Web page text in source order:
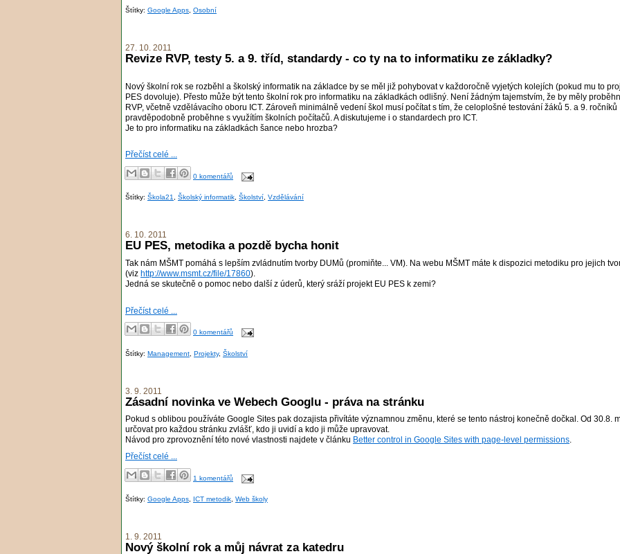
Štítky: Google Apps Osobní
27. 10. 2011
Revize RVP, testy 5. a 9. tříd, standardy - co ty na to informatiku ze základky?
Nový školní rok se rozběhl a školský informatik na základce by se měl již pohybovat v každoročně vyjetých kolejích (pokud mu to
PES dovoluje). Přesto může být tento školní rok pro informatiku na základkách odlišný. Není žádným tajemstvím, že by měly
RVP, včetně vzdělávacího oboru ICT. Zároveň minimálně vedení škol musí počítat s tím, že celoplošné testování žáků 5. a 9. ročníků
pravděpodobně proběhne s využítím školních počítačů. A diskutujeme i o standardech pro ICT.
Je to pro informatiku na základkách šance nebo hrozba?
Přečíst celé ...
0 komentářů
Štítky: Škola21, Školský informatik, Školství, Vzdělávání
6. 10. 2011
EU PES, metodika a pozdě bycha honit
Tak nám MŠMT pomáhá s lepším zvládnutím tvorby DUMů (promiňte... VM). Na webu MŠMT máte k dispozici metodiku pro jejich
(viz http://www.msmt.cz/file/17860).
Jedná se skutečně o pomoc nebo další z úderů, který sráží projekt EU PES k zemi?
Přečíst celé ...
0 komentářů
Štítky: Management Projekty, Školství
3. 9. 2011
Zásadní novinka ve Webech Googlu - práva na stránku
Pokud s oblibou používáte Google Sites pak dozajista přivítáte významnou změnu, které se tento nástroj konečně dočkal. Od 30.8.
určovat pro každou stránku zvlášť, kdo ji uvidí a kdo ji může upravovat.
Návod pro zprovoznění této nové vlastnosti najdete v článku Better control in Google Sites with page-level permissions.
Přečíst celé ...
1 komentářů
Štítky: Google Apps ICT metodik Web školy
1. 9. 2011
Nový školní rok a můj návrat za katedru